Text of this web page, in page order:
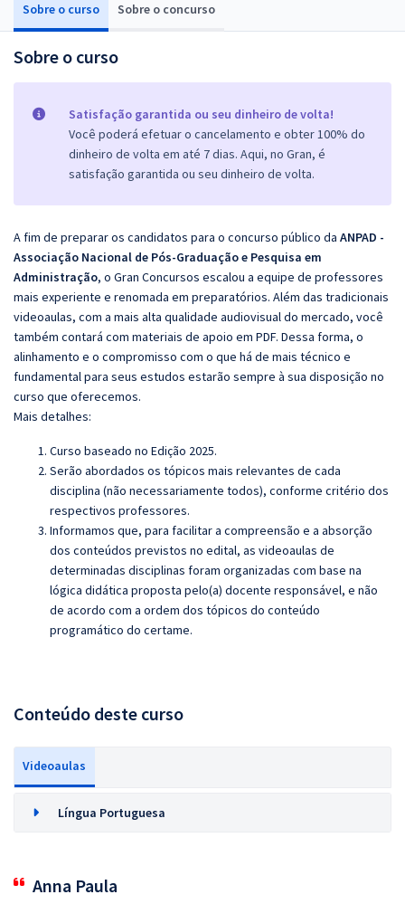
Sobre o curso Sobre o concurso
Sobre o curso
Satisfação garantida ou seu dinheiro de volta!
Você poderá efetuar o cancelamento e obter 100% do
dinheiro de volta em até 7 dias. Aqui, no Gran, é
satisfação garantida ou seu dinheiro de volta.
A fim de preparar os candidatos para o concurso público da ANPAD -
Associação Nacional de Pós-Graduação e Pesquisa em
Administração, o Gran Concursos escalou a equipe de professores
mais experiente e renomada em preparatórios. Além das tradicionais
videoaulas, com a mais alta qualidade audiovisual do mercado, você
também contará com materiais de apoio em PDF. Dessa forma, o
alinhamento e o compromisso com o que há de mais técnico e
fundamental para seus estudos estarão sempre à sua disposição no
curso que oferecemos.
Mais detalhes:
Curso baseado no Edição 2025.
Serão abordados os tópicos mais relevantes de cada
disciplina (não necessariamente todos), conforme critério dos
respectivos professores.
Informamos que, para facilitar a compreensão e a absorção
dos conteúdos previstos no edital, as videoaulas de
determinadas disciplinas foram organizadas com base na
lógica didática proposta pelo(a) docente responsável, e não
de acordo com a ordem dos tópicos do conteúdo
programático do certame.
Conteúdo deste curso
Videoaulas
Língua Portuguesa
Anna Paula